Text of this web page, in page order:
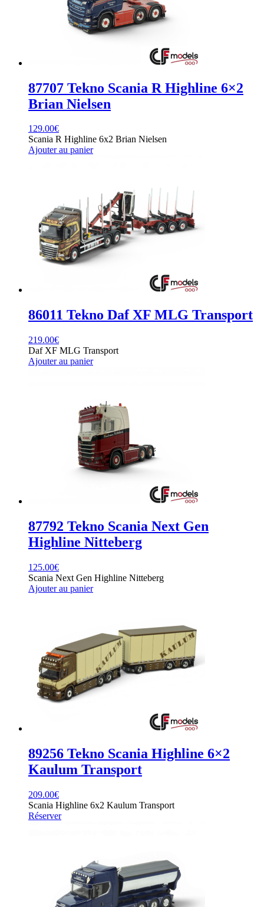
87707 Tekno Scania R Highline 6×2
Brian Nielsen
129.00€
Scania R Highline 6x2 Brian Nielsen
Ajouter au panier
86011 Tekno Daf XF MLG Transport
219.00€
Daf XF MLG Transport
Ajouter au panier
87792 Tekno Scania Next Gen
Highline Nitteberg
125.00€
Scania Next Gen Highline Nitteberg
Ajouter au panier
89256 Tekno Scania Highline 6×2
Kaulum Transport
209.00€
Scania Highline 6x2 Kaulum Transport
Réserver